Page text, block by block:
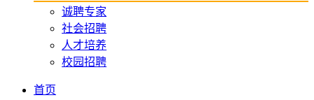
诚聘专家
社会招聘
人才培养
校园招聘
首页